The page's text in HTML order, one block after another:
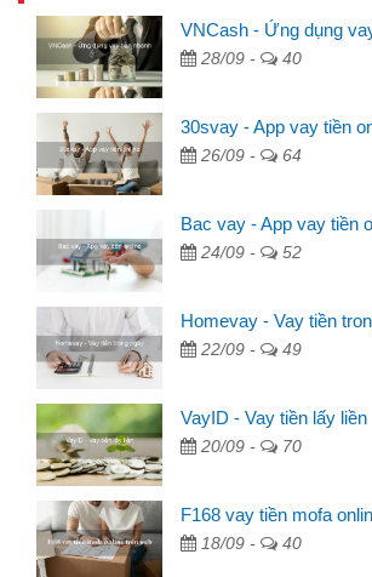
VNCash - Ứng dụng
28/09 - 40
30svay - App vay tiền
26/09 - 64
Bac vay - App vay tiền
24/09 - 52
Homevay - Vay tiền
22/09 - 49
VayID - Vay tiền lấy liền
20/09 - 70
F168 vay tiền mofa
18/09 - 40